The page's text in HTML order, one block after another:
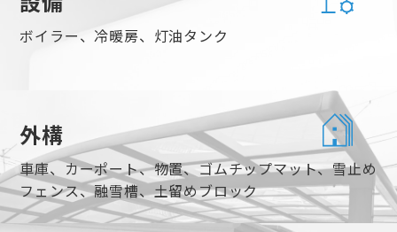
ボイラー、冷暖房、灯油タンク
外構
車庫、カーポート、物置、ゴムチップマット、雪止め
フェンス、融雪槽、土留めブロック